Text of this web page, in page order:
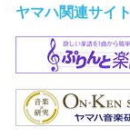
ヤマハ関連サイト